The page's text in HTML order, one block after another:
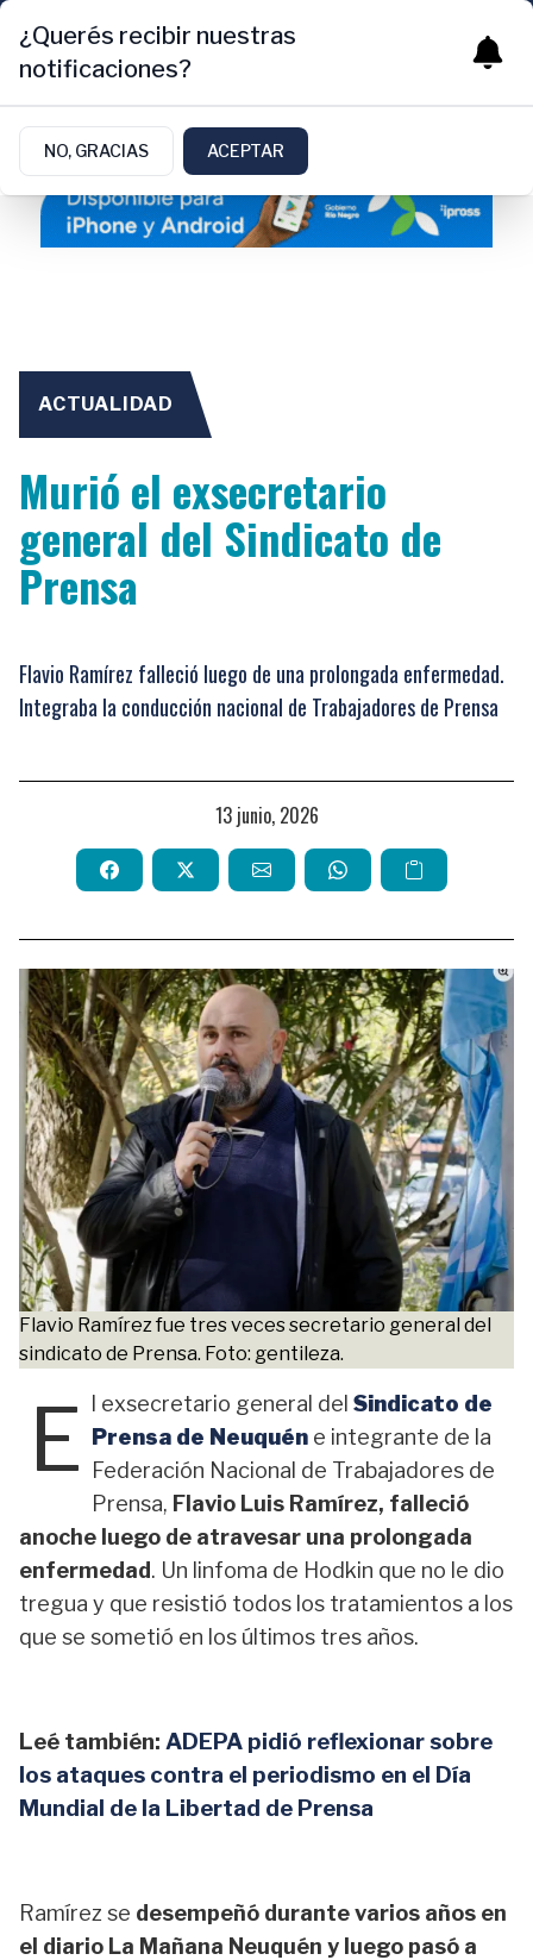
ACTUALIDAD
Murió el exsecretario
general del Sindicato de
Prensa
Flavio Ramírez falleció luego de una prolongada enfermedad.
Integraba la conducción nacional de Trabajadores de Prensa
13 junio, 2026
Flavio Ramírez fue tres veces secretario general del
sindicato de Prensa. Foto: gentileza.
E l exsecretario general del Sindicato de
Prensa de Neuquén e integrante de la
Federación Nacional de Trabajadores de
Prensa, Flavio Luis Ramírez, falleció
anoche luego de atravesar una prolongada
enfermedad. Un linfoma de Hodkin que no le dio
tregua y que resistió todos los tratamientos a los
que se sometió en los últimos tres años.
Leé también: ADEPA pidió reflexionar sobre
los ataques contra el periodismo en el Día
Mundial de la Libertad de Prensa
Ramírez se desempeñó durante varios años en
el diario La Mañana Neuquén y luego pasó a
¿Querés recibir nuestras
notificaciones?
NO, GRACIAS ACEPTAR